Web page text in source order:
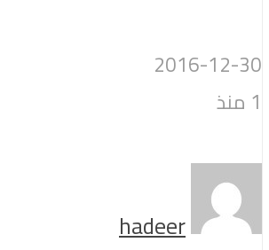
2016-12-30
1 منذ
hadeer